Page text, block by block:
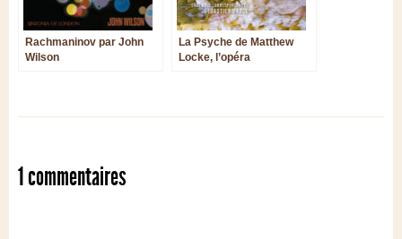
Rachmaninov par John
Wilson
La Psyche de Matthew
Locke, l’opéra
1 commentaires